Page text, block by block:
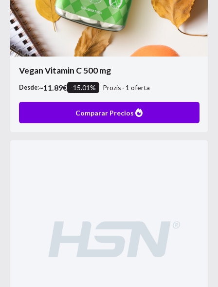
Vegan Vitamin C 500 mg
Desde:~11.89€ -15.01% Prozis 1 oferta
Comparar Precios